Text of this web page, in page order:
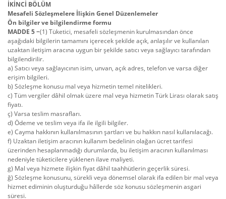
İKİNCİ BÖLÜM
Mesafeli Sözleşmelere İlişkin Genel Düzenlemeler
Ön bilgiler ve bilgilendirme formu
MADDE 5 −(1) Tüketici, mesafeli sözleşmenin kurulmasından önce
aşağıdaki bilgilerin tamamını içerecek şekilde açık, anlaşılır ve kullanılan
uzaktan iletişim aracına uygun bir şekilde satıcı veya sağlayıcı tarafından
bilgilendirilir.
a) Satıcı veya sağlayıcının isim, unvan, açık adres, telefon ve varsa diğer
erişim bilgileri.
b) Sözleşme konusu mal veya hizmetin temel nitelikleri.
c) Tüm vergiler dâhil olmak üzere mal veya hizmetin Türk Lirası olarak satış
fiyatı.
ç) Varsa teslim masrafları.
d) Ödeme ve teslim veya ifa ile ilgili bilgiler.
e) Cayma hakkının kullanılmasının şartları ve bu hakkın nasıl kullanılacağı.
f) Uzaktan iletişim aracının kullanım bedelinin olağan ücret tarifesi
üzerinden hesaplanmadığı durumlarda, bu iletişim aracının kullanılması
nedeniyle tüketicilere yüklenen ilave maliyeti.
g) Mal veya hizmete ilişkin fiyat dâhil taahhütlerin geçerlik süresi.
ğ) Sözleşme konusunu, sürekli veya dönemsel olarak ifa edilen bir mal veya
hizmet ediminin oluşturduğu hâllerde söz konusu sözleşmenin asgari
süresi.